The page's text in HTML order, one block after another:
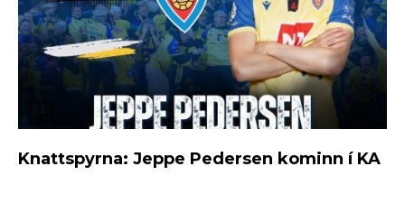
Knattspyrna: Jeppe Pedersen kominn í KA